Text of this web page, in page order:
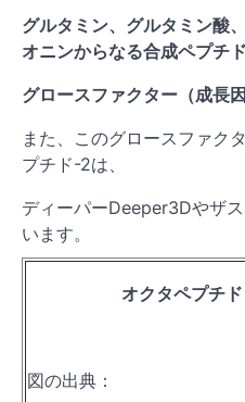
グルタミン、グルタミン酸
オニンからなる合成ペプチ
グロースファクター（成長
また、このグロースファク
プチド-2は、
ディーパーDeeper3Dやザ
います。
オクタペプチ
図の出典：